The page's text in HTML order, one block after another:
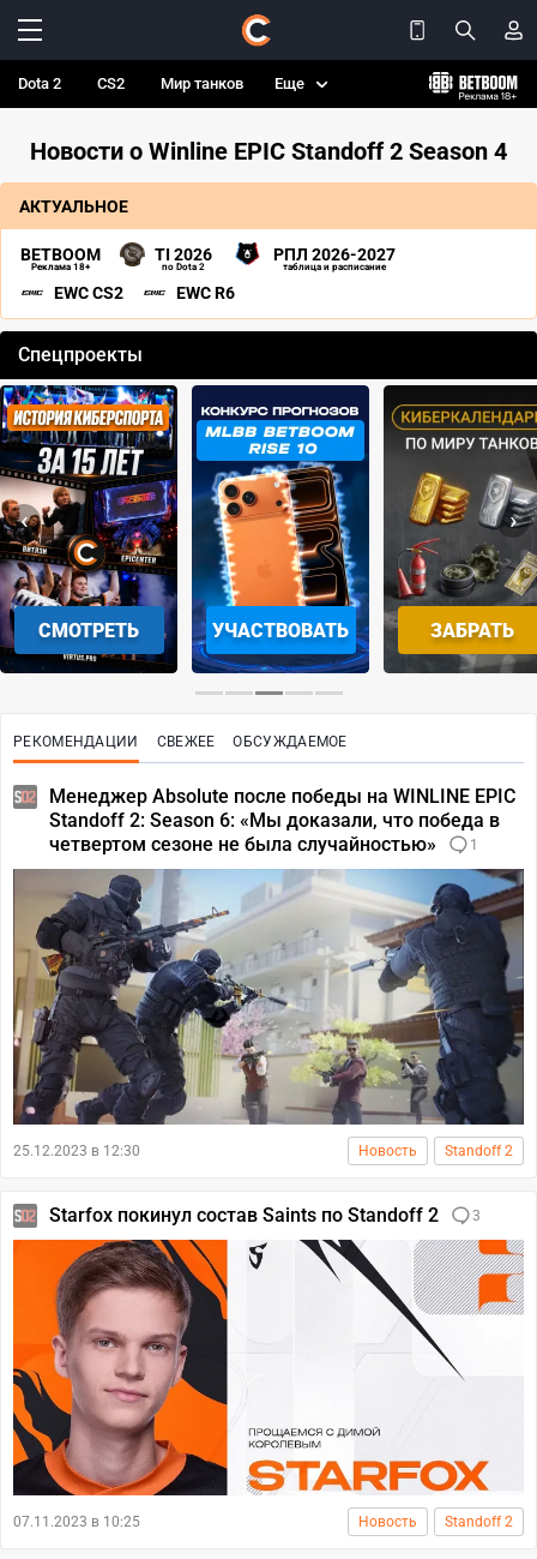
Dota 2 CS2 Мир танков Еще
Новости о Winline EPIC Standoff 2 Season 4
АКТУАЛЬНОЕ
BETBOOM
Реклама 18+
TI 2026
по Dota 2
РПЛ 2026-2027
таблица и расписание
EWC CS2 EWC R6
Спецпроекты
СМОТРЕТЬ УЧАСТВОВАТЬ ЗАБРАТЬ
‹ ›
РЕКОМЕНДАЦИИ СВЕЖЕЕ ОБСУЖДАЕМОЕ
Менеджер Absolute после победы на WINLINE EPIC
Standoff 2: Season 6: «Мы доказали, что победа в
четвертом сезоне не была случайностью»
1
25.12.2023 в 12:30 Новость Standoff 2
Starfox покинул состав Saints по Standoff 2 3
07.11.2023 в 10:25 Новость Standoff 2